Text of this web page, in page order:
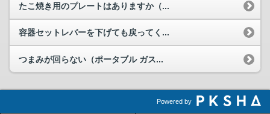
たこ焼き用のプレートはありますか（...
容器セットレバーを下げても戻ってく...
つまみが回らない（ポータブル ガス...
Powered by